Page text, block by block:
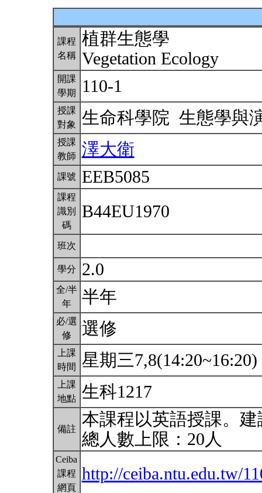
課程
名稱
植群生態學
Vegetation Ecology
開課
學期
110-1
授課
對象
生命科學院 生態學與
授課
教師
澤大衛
課號 EEB5085
課程
識別
碼
B44EU1970
班次
學分 2.0
全/半
年
半年
必/選
修
選修
上課
時間
星期三7,8(14:20~16:20)
上課
地點
生科1217
備註
本課程以英語授課。
總人數上限：20人
Ceiba
課程
網頁
http://ceiba.ntu.edu.tw/